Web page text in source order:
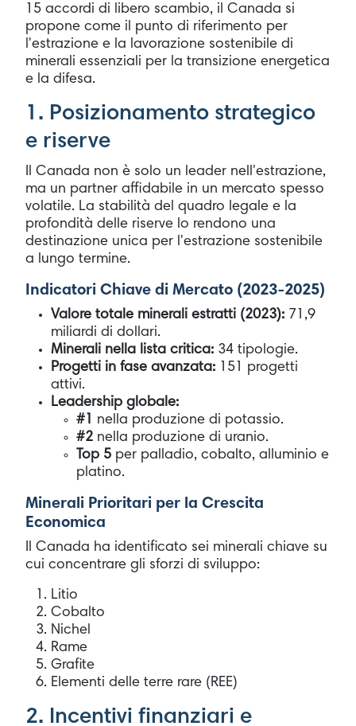
15 accordi di libero scambio, il Canada si
propone come il punto di riferimento per
l'estrazione e la lavorazione sostenibile di
minerali essenziali per la transizione energetica
e la difesa.
1. Posizionamento strategico
e riserve
Il Canada non è solo un leader nell'estrazione,
ma un partner affidabile in un mercato spesso
volatile. La stabilità del quadro legale e la
profondità delle riserve lo rendono una
destinazione unica per l'estrazione sostenibile
a lungo termine.
Indicatori Chiave di Mercato (2023-2025)
Valore totale minerali estratti (2023): 71,9
miliardi di dollari.
Minerali nella lista critica: 34 tipologie.
Progetti in fase avanzata: 151 progetti
attivi.
Leadership globale:
#1
nella produzione di potassio.
#2 nella produzione di uranio.
Top 5 per palladio, cobalto, alluminio e
platino.
Minerali Prioritari per la Crescita
Economica
Il Canada ha identificato sei minerali chiave su
cui concentrare gli sforzi di sviluppo:
Litio
Cobalto
Nichel
Rame
Grafite
Elementi delle terre rare (REE)
2. Incentivi finanziari e